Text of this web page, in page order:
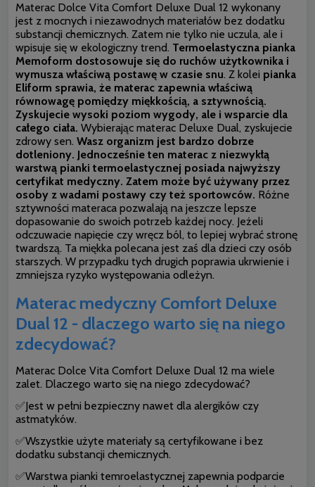
Materac Dolce Vita Comfort Deluxe Dual 12 wykonany
jest z mocnych i niezawodnych materiałów bez dodatku
substancji chemicznych. Zatem nie tylko nie uczula, ale i
wpisuje się w ekologiczny trend. Termoelastyczna pianka
Memoform dostosowuje się do ruchów użytkownika i
wymusza właściwą postawę w czasie snu. Z kolei pianka
Eliform sprawia, że materac zapewnia właściwą
równowagę pomiędzy miękkością, a sztywnością.
Zyskujecie wysoki poziom wygody, ale i wsparcie dla
całego ciała. Wybierając materac Deluxe Dual, zyskujecie
zdrowy sen. Wasz organizm jest bardzo dobrze
dotleniony. Jednocześnie ten materac z niezwykłą
warstwą pianki termoelastycznej posiada najwyższy
certyfikat medyczny. Zatem może być używany przez
osoby z wadami postawy czy też sportowców. Różne
sztywności materaca pozwalają na jeszcze lepsze
dopasowanie do swoich potrzeb każdej nocy. Jeżeli
odczuwacie napięcie czy wręcz ból, to lepiej wybrać stronę
twardszą. Ta miękka polecana jest zaś dla dzieci czy osób
starszych. W przypadku tych drugich poprawia ukrwienie i
zmniejsza ryzyko występowania odleżyn.
Materac medyczny Comfort Deluxe
Dual 12 - dlaczego warto się na niego
zdecydować?
Materac Dolce Vita Comfort Deluxe Dual 12 ma wiele
zalet. Dlaczego warto się na niego zdecydować?
✅Jest w pełni bezpieczny nawet dla alergików czy
astmatyków.
✅Wszystkie użyte materiały są certyfikowane i bez
dodatku substancji chemicznych.
✅Warstwa pianki temroelastycznej zapewnia podparcie